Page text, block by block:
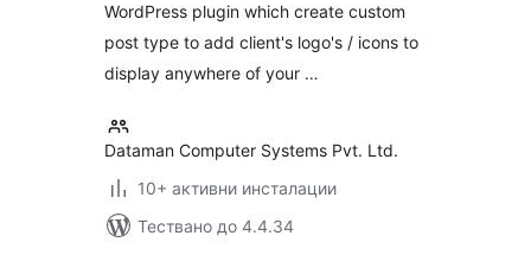
WordPress plugin which create custom
post type to add client's logo's / icons to
display anywhere of your …
Dataman Computer Systems Pvt. Ltd.
10+ активни инсталации
Тествано до 4.4.34